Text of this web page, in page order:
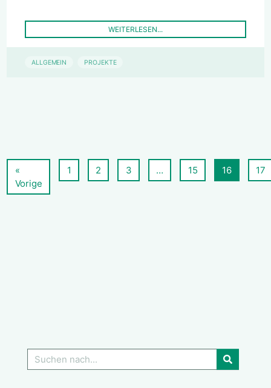
WEITERLESEN...
ALLGEMEIN PROJEKTE
«
Vorige
1 2 3 … 15 16 17
GO!